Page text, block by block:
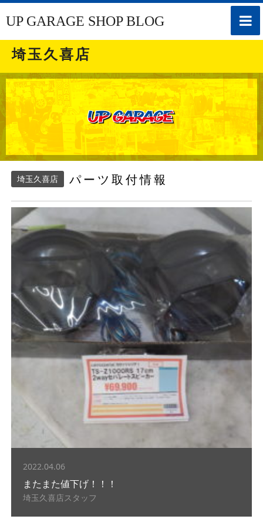
toggle
UP GARAGE SHOP BLOG
埼玉久喜店
埼玉久喜店 パーツ取付情報
2022.04.06
またまた値下げ！！！
埼玉久喜店スタッフ